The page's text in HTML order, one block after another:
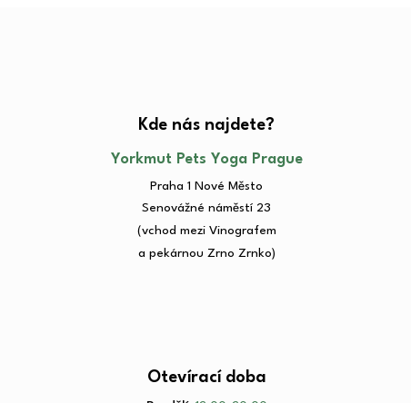
Kde nás najdete?​
Yorkmut Pets Yoga Prague
Praha 1 Nové Město
Senovážné náměstí 23​
(vchod mezi Vinografem
a pekárnou Zrno Zrnko)
Otevírací doba